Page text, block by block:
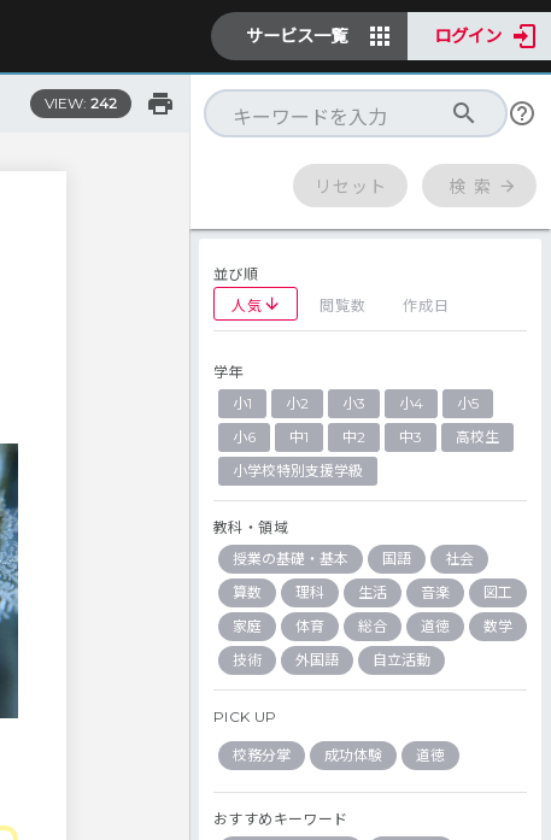
サービス一覧 ログイン
VIEW: 242
リセット 検 索
並び順
人気
閲覧数 作成日
学年
小1
小2 小3 小4
小5
小6
中1 中2 中3
高校生
小学校特別支援学級
教科・領域
授業の基礎・基本
国語
社会
算数
理科 生活 音楽
図工
家庭
体育 総合 道徳
数学
技術
外国語 自立活動
PICK UP
校務分掌 成功体験 道徳
おすすめキーワード